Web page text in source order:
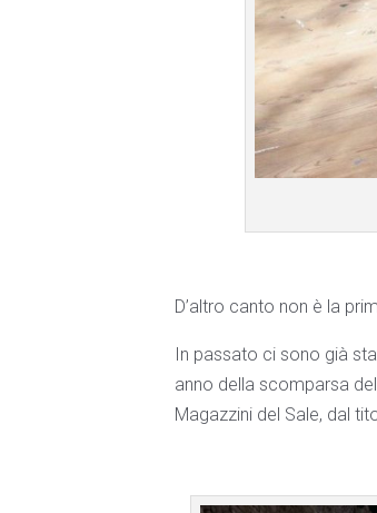
D’altro canto non è la
In passato ci sono già
anno della scomparsa
Magazzini del Sale, dal